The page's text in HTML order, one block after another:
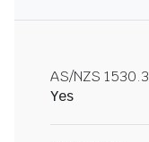
AS/NZS 1530.3
Yes